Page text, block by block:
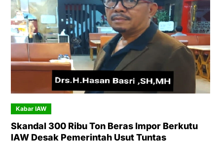
Kabar IAW
Skandal 300 Ribu Ton Beras Impor Berkutu
IAW Desak Pemerintah Usut Tuntas